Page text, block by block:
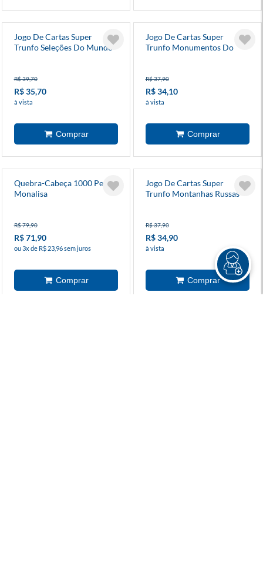
Jogo De Cartas Super
Trunfo Seleções Do Mundo
R$ 39,70
R$ 35,70
à vista
Jogo De Cartas Super
Trunfo Monumentos Do
R$ 37,90
R$ 34,10
à vista
Quebra-Cabeça 1000 Peças
Monalisa
R$ 79,90
R$ 71,90
ou 3x de R$ 23,96 sem juros
Jogo De Cartas Super
Trunfo Montanhas Russas
R$ 37,90
R$ 34,90
à vista